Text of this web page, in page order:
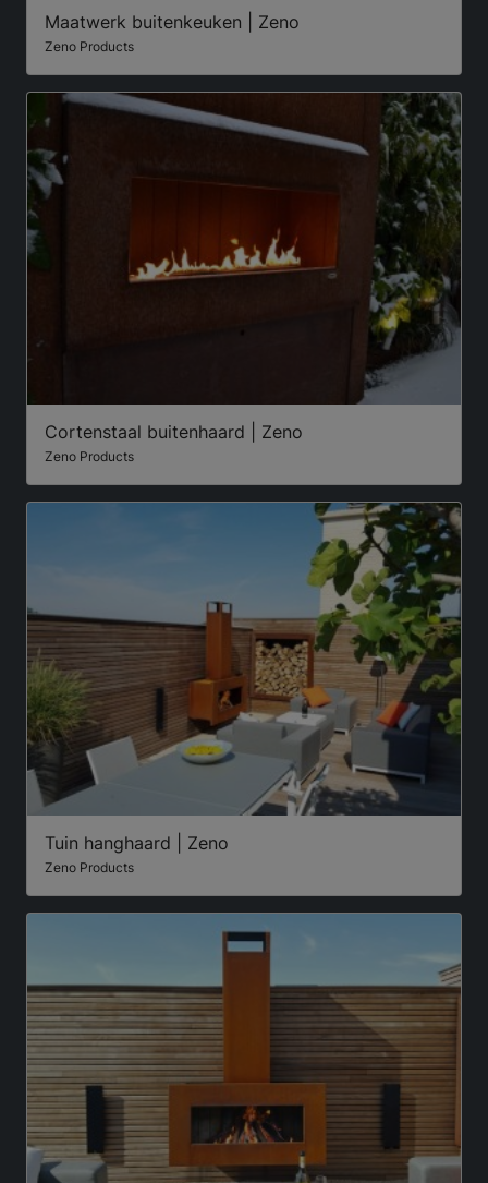
Maatwerk buitenkeuken | Zeno
Zeno Products
Cortenstaal buitenhaard | Zeno
Zeno Products
Tuin hanghaard | Zeno
Zeno Products